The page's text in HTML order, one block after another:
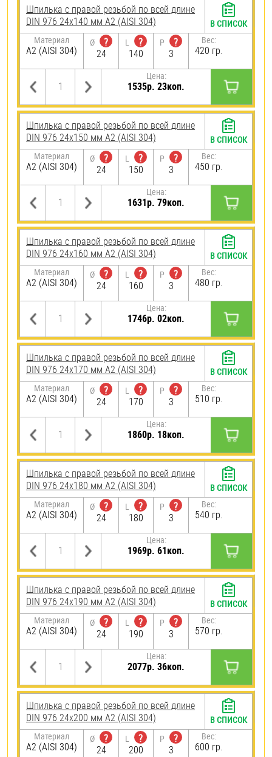
Шпилька с правой резьбой по всей длине
DIN 976 24х140 мм А2 (AISI 304)
Материал
А2 (AISI 304)
Ø
?
24
L
?
140
P
?
3
Вес:
420 гр.
Цена:
1535р. 23коп.
В СПИСОК
Шпилька с правой резьбой по всей длине
DIN 976 24х150 мм А2 (AISI 304)
Материал
А2 (AISI 304)
Ø
?
24
L
?
150
P
?
3
Вес:
450 гр.
Цена:
1631р. 79коп.
В СПИСОК
Шпилька с правой резьбой по всей длине
DIN 976 24х160 мм А2 (AISI 304)
Материал
А2 (AISI 304)
Ø
?
24
L
?
160
P
?
3
Вес:
480 гр.
Цена:
1746р. 02коп.
В СПИСОК
Шпилька с правой резьбой по всей длине
DIN 976 24х170 мм А2 (AISI 304)
Материал
А2 (AISI 304)
Ø
?
24
L
?
170
P
?
3
Вес:
510 гр.
Цена:
1860р. 18коп.
В СПИСОК
Шпилька с правой резьбой по всей длине
DIN 976 24х180 мм А2 (AISI 304)
Материал
А2 (AISI 304)
Ø
?
24
L
?
180
P
?
3
Вес:
540 гр.
Цена:
1969р. 61коп.
В СПИСОК
Шпилька с правой резьбой по всей длине
DIN 976 24х190 мм А2 (AISI 304)
Материал
А2 (AISI 304)
Ø
?
24
L
?
190
P
?
3
Вес:
570 гр.
Цена:
2077р. 36коп.
В СПИСОК
Шпилька с правой резьбой по всей длине
DIN 976 24х200 мм А2 (AISI 304)
Материал
А2 (AISI 304)
Ø
?
24
L
?
200
P
?
3
Вес:
600 гр.
В СПИСОК